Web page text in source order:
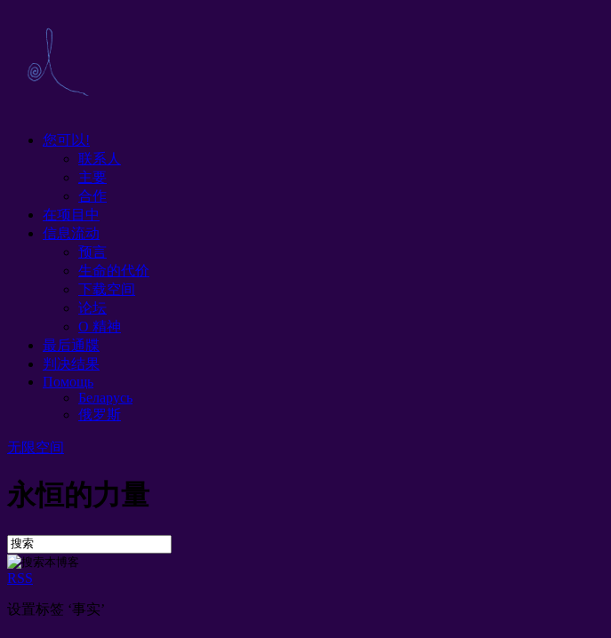
您可以!
联系人
主要
合作
在项目中
信息流动
预言
生命的代价
下载空间
论坛
O 精神
最后通牒
判决结果
Помощь
Беларусь
俄罗斯
无限空间
永恒的力量
RSS
设置标签 ‘事实’